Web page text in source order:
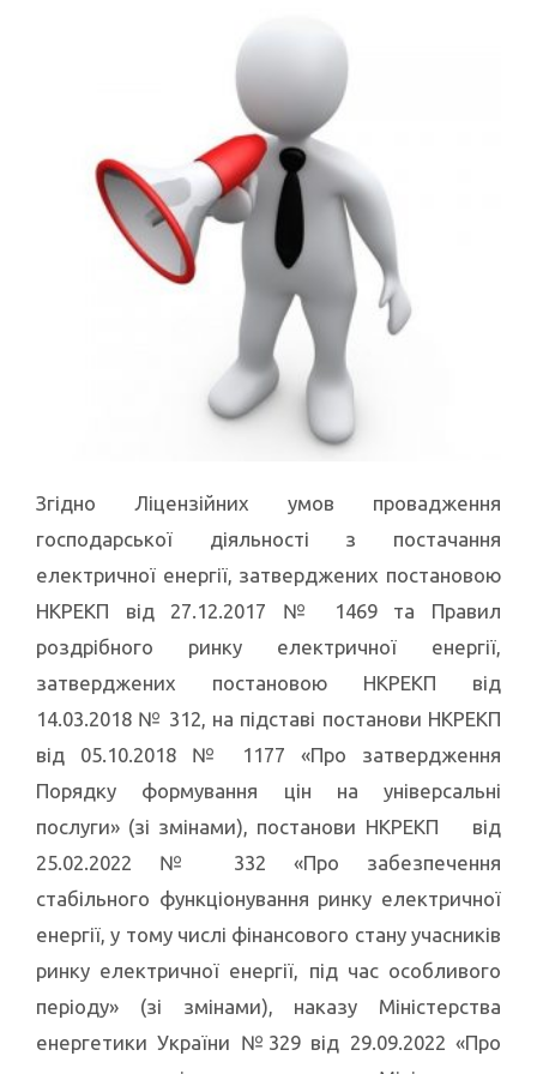
Згідно Ліцензійних умов провадження
господарської діяльності з постачання
електричної енергії, затверджених постановою
НКРЕКП від 27.12.2017 № 1469 та Правил
роздрібного ринку електричної енергії,
затверджених постановою НКРЕКП від
14.03.2018 № 312, на підставі постанови НКРЕКП
від 05.10.2018 № 1177 «Про затвердження
Порядку формування цін на універсальні
послуги» (зі змінами), постанови НКРЕКП від
25.02.2022 № 332 «Про забезпечення
стабільного функціонування ринку електричної
енергії, у тому числі фінансового стану учасників
ринку електричної енергії, під час особливого
періоду» (зі змінами), наказу Міністерства
енергетики України №329 від 29.09.2022 «Про